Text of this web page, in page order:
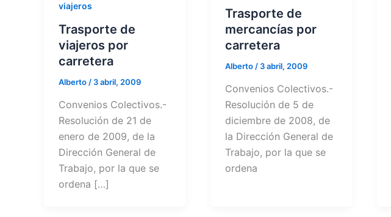
viajeros
Trasporte de
viajeros por
carretera
Alberto / 3 abril, 2009
Convenios Colectivos.-
Resolución de 21 de
enero de 2009, de la
Dirección General de
Trabajo, por la que se
ordena […]
Trasporte de
mercancías por
carretera
Alberto / 3 abril, 2009
Convenios Colectivos.-
Resolución de 5 de
diciembre de 2008, de
la Dirección General de
Trabajo, por la que se
ordena